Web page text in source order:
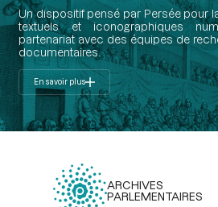
Un dispositif pensé par Persée pour
textuels et iconographiques
partenariat avec des équipes de
documentaires.
En savoir plus
ARCHIVES
PARLEMENTAIRES